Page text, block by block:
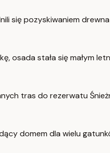
się pozyskiwaniem
osada stała się małym
tras do rezerwatu
domem dla wielu